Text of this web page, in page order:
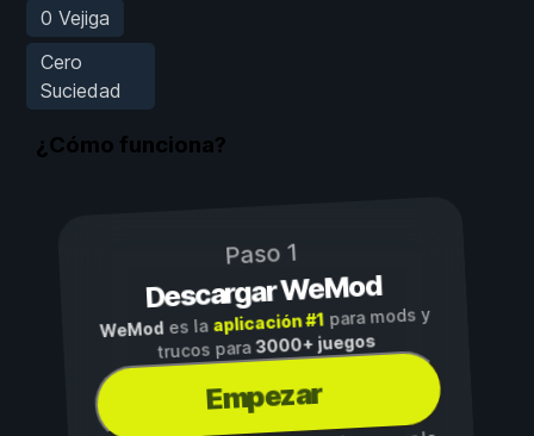
0 Vejiga
Cero
Suciedad
¿Cómo funciona?
Paso 1
Descargar WeMod
WeMod es la aplicación #1para mods y
trucos para3000+ juegos
Empezar